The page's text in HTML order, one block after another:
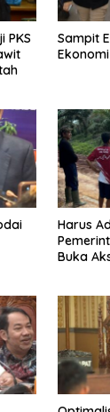
PKS
Sampit
Ekonomi
Harus
Buka